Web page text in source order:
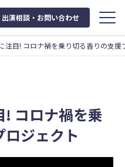
出演相談・お問い合わせ
注目! コロナ禍を乗り切る香りの支援
! コロナ禍を乗
ロジェクト